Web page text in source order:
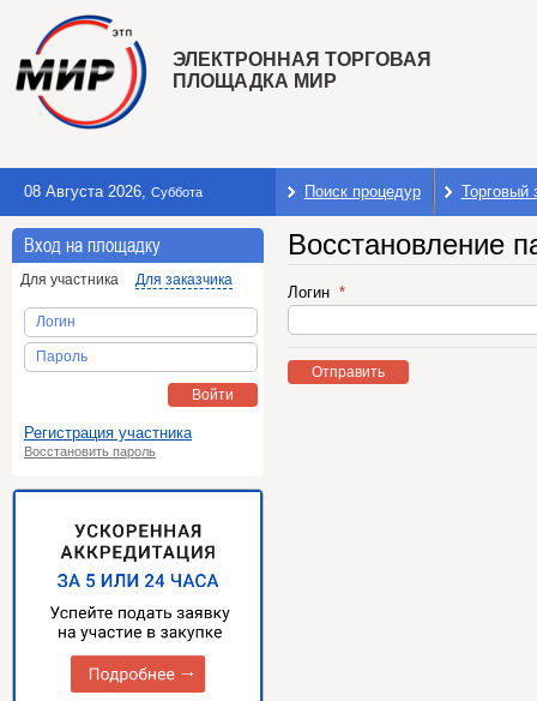
ЭЛЕКТРОННАЯ ТОРГОВАЯ
ПЛОЩАДКА МИР
08 Августа 2026, Суббота Поиск процедур Торговый
Вход на площадку
Для участника Для заказчика
Логин
Пароль
Войти
Регистрация участника
Восстановить пароль
Восстановление
Логин
Отправить